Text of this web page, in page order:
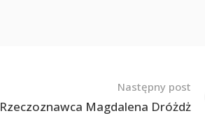
Następny post
Rzeczoznawca Magdalena Dróżdż